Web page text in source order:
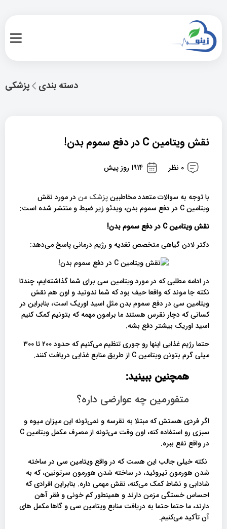
پزشکی دسته بندی
نقش ویتامین C در دفع سموم بدن!
0 نظر 1914 روز پیش
با توجه به سوالات متعدد مخاطبینپزشک من در مورد نقش
ویتامین C در دفع سموم بدن، ویدئو زیر ضبط و منتشر شده است:
نقش ویتامین C در دفع سموم بدن!
دکتر لادن گیاهی متخصص تغدیه و رژیم درمانی پاسخ می‌دهد:
در ادامه مطلبی که در مورد ویتامین سی برای شما گذاشته‌ایم، چندتا
نکته جا موند که واقعا حیف بود که شما ندونید و اون هم نقش
ویتامین سی در دفع سموم بدن مثل اسید اوریک است، بنابراین در
کسانی که دچار نقرس هستند ما برامون مهمه که بتونیم کمک کنیم
اسید اوریک بیشتر دفع بشه.
حتما رژیم غذایی اینها رو جوری تنظیم می‌کنیم که حدود ۲۰۰ تا ۳۰۰
میلی گرم بتونن ویتامین C از طریق منابع غذایی دریافت کنند.
همچنین ببینید:
متفورمین چه عوارضی داره؟
اگر فردی هستش که مبتلا به نقرسه و نمی‌تونه این میزان میوه و
سبزی رو استفاده کنه، اون وقت می‌تونه از مصرف مکمل ویتامین C
در واقع نفع ببره.
نکته خیلی جالب این هست که در واقع ویتامین سی در ساخته
شدن هورمون تیروئید، در ساخته شدن هورمون سرتونین، که به
شادابی و نشاط کمک می‌کنه، نقش مهمی داره. بنابراین افرادی که
احساس خستگی مزمن دارند و همینطور کم خونی و فقر آهن
دارند، ما حتما حتما به دریافت منابع ویتامین سی و گاها مکمل‌ های
آن تأکید می‌کنیم.